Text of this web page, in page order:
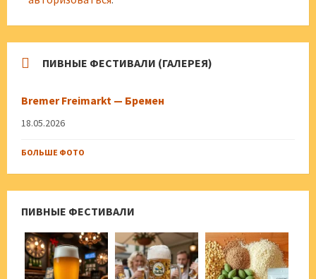
ПИВНЫЕ ФЕСТИВАЛИ (ГАЛЕРЕЯ)
Bremer Freimarkt — Бремен
18.05.2026
БОЛЬШЕ ФОТО
ПИВНЫЕ ФЕСТИВАЛИ